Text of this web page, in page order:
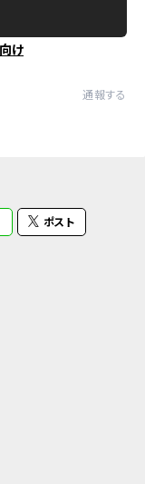
け
通報する
ポスト